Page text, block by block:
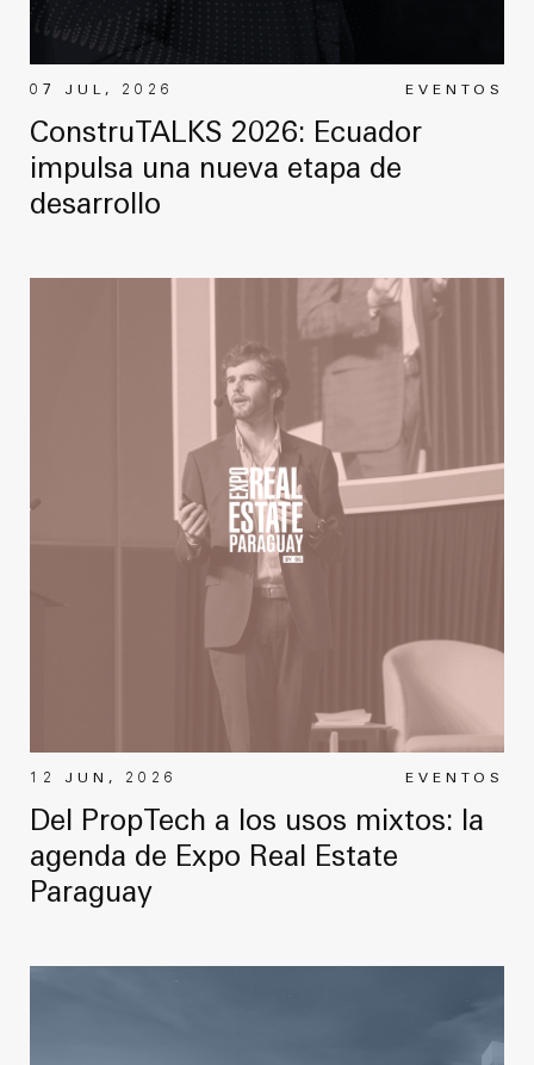
EVENTOS
07 JUL, 2026
ConstruTALKS 2026: Ecuador
impulsa una nueva etapa de
desarrollo
EVENTOS
12 JUN, 2026
Del PropTech a los usos mixtos: la
agenda de Expo Real Estate
Paraguay